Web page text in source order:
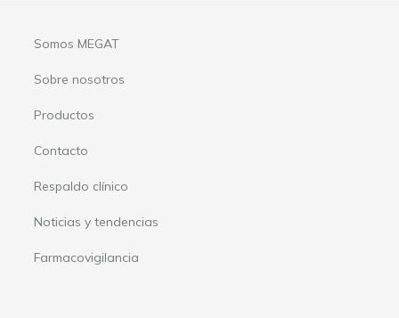
Somos MEGAT
Sobre nosotros
Productos
Contacto
Respaldo clínico
Noticias y tendencias
Farmacovigilancia